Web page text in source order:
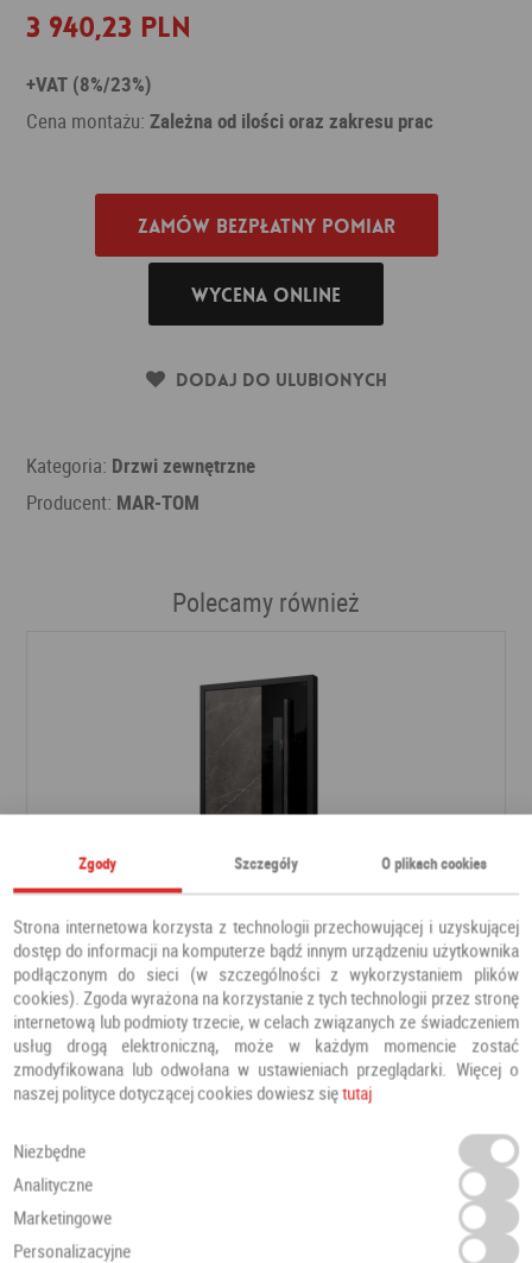
3 940,23 PLN
+VAT (8%/23%)
Cena montażu:Zależna od ilości oraz zakresu prac
Zamów bezpłatny pomiar
Wycena online
Dodaj do ulubionych
Kategoria: Drzwi zewnętrzne
Producent: MAR-TOM
Polecamy również
Drzwi PRESTIGE DB 421
Drzwi zewnętrzne Barański
Zgody Szczegóły O plikach cookies
Strona internetowa korzysta z technologii przechowującej i uzyskującej
dostęp do informacji na komputerze bądź innym urządzeniu użytkownika
podłączonym do sieci (w szczególności z wykorzystaniem plików
cookies). Zgoda wyrażona na korzystanie z tych technologii przez stronę
internetową lub podmioty trzecie, w celach związanych ze świadczeniem
usług drogą elektroniczną, może w każdym momencie zostać
zmodyfikowana lub odwołana w ustawieniach przeglądarki. Więcej o
naszej polityce dotyczącej cookies dowiesz siętutaj
Niezbędne
Analityczne
Marketingowe
Personalizacyjne